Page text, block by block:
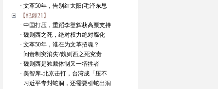
· 文革50年，告别红太阳(毛泽东思
【紀錄21】
· 中国打压，重蹈李登辉获高票支持
· 魏则西之死，绝对权力绝对腐化
· 文革50年，谁在为文革招魂？
· 问责制突消失?魏则西之死究责
· 魏则西是独裁体制又一牺牲者
· 美智库-北京击打，台湾成「压不
· 习近平专封蛇洞，还需要引蛇出洞